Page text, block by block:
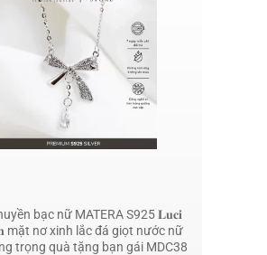
bạc nữ MATERA S925 𝐋𝐮𝐜𝐢
mặt nơ xinh lắc đá giọt nước nữ
trọng quà tặng bạn gái MDC38